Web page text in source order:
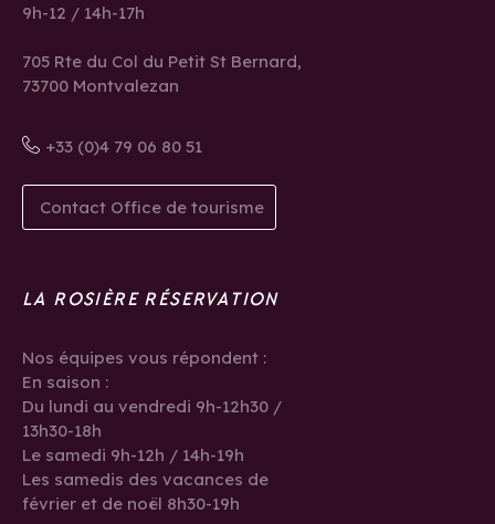
9h-12 / 14h-17h
705 Rte du Col du Petit St Bernard,
73700 Montvalezan
+33 (0)4 79 06 80 51
Contact Office de tourisme
LA ROSIÈRE RÉSERVATION
Nos équipes vous répondent :
En saison :
Du lundi au vendredi 9h-12h30 /
13h30-18h
Le samedi 9h-12h / 14h-19h
Les samedis des vacances de
février et de noël 8h30-19h